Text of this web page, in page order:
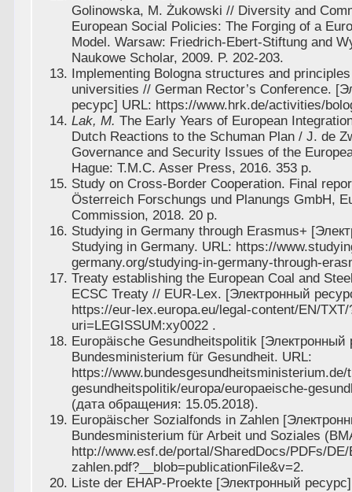
Golinowska, M. Żukowski // Diversity and
European Social Policies: The Forging of a
Model. Warsaw: Friedrich-Ebert-Stiftung and
Naukowe Scholar, 2009. P. 202-203.
Implementing Bologna structures and
universities // German Rector’s Conference.
ресурс] URL: https://www.hrk.de/activities/
Lak, M. The Early Years of European
Dutch Reactions to the Schuman Plan / J. de
Governance and Security Issues of the
Hague: T.M.C. Asser Press, 2016. 353 p.
Study on Cross-Border Cooperation. Final
Österreich Forschungs und Planungs GmbH,
Commission, 2018. 20 р.
Studying in Germany through Erasmus+
Studying in Germany. URL: https://
germany.org/studying-in-germany-through-
Treaty establishing the European Coal and
ECSC Treaty // EUR-Lex. [Электронный
https://eur-lex.europa.eu/legal-content/EN/TXT/
uri=LEGISSUM:xy0022 .
Europäische Gesundheitspolitik [Электронный
Bundesministerium für Gesundheit. URL:
https://
gesundheitspolitik/europa/europaeische-
(дата обращения: 15.05.2018).
Europäischer Sozialfonds in Zahlen
Bundesministerium für Arbeit und Soziales
http://www.esf.de/portal/SharedDocs/PDFs/
zahlen.pdf?__blob=publicationFile&v=2.
Liste der EHAP-Proekte [Электронный